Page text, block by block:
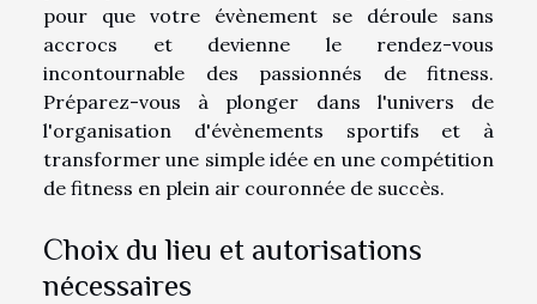
pour que votre évènement se déroule sans
accrocs et devienne le rendez-vous
incontournable des passionnés de fitness.
Préparez-vous à plonger dans l'univers de
l'organisation d'évènements sportifs et à
transformer une simple idée en une compétition
de fitness en plein air couronnée de succès.
Choix du lieu et autorisations
nécessaires